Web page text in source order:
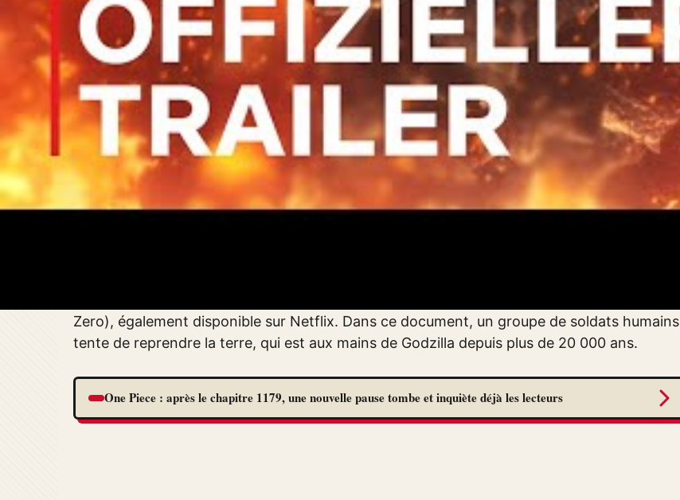
Y AURA-T-IL UNE DEUXIÈME SAISON DE GODZILLA SINGULAR
POINT ?
Officiellement, Netflix n’a encore divulgué aucune information sur une suite de Godzilla
Singular Point. Le géant du streaming aimerait probablement attendre la réponse de ses
Zero), également disponible sur Netflix. Dans ce document, un groupe de soldats humains
tente de reprendre la terre, qui est aux mains de Godzilla depuis plus de 20 000 ans.
One Piece : après le chapitre 1179, une nouvelle pause tombe et inquiète déjà les lecteurs